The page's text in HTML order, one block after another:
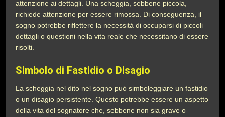
attenzione ai dettagli. Una scheggia, sebbene piccola,
richiede attenzione per essere rimossa. Di conseguenza, il
sogno potrebbe riflettere la necessità di occuparsi di piccoli
dettagli o questioni nella vita reale che necessitano di essere
risolti.
Simbolo di Fastidio o Disagio
La scheggia nel dito nel sogno può simboleggiare un fastidio
o un disagio persistente. Questo potrebbe essere un aspetto
della vita del sognatore che, sebbene non sia grave o